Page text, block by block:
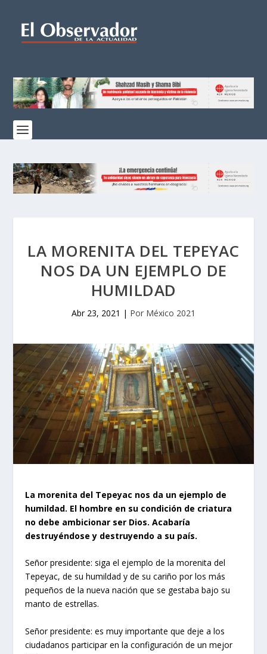
LA MORENITA DEL TEPEYAC
NOS DA UN EJEMPLO DE
HUMILDAD
Abr 23, 2021 | Por México 2021
La morenita del Tepeyac nos da un ejemplo de
humildad. El hombre en su condición de criatura
no debe ambicionar ser Dios. Acabaría
destruyéndose y destruyendo a su país.
Señor presidente: siga el ejemplo de la morenita del
Tepeyac, de su humildad y de su cariño por los más
pequeños de la nueva nación que se gestaba bajo su
manto de estrellas.
Señor presidente: es muy importante que deje a los
ciudadanos participar en la configuración de un mejor